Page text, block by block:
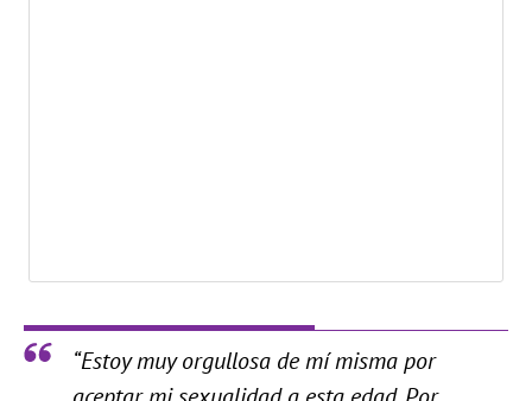
“Estoy muy orgullosa de mí misma por